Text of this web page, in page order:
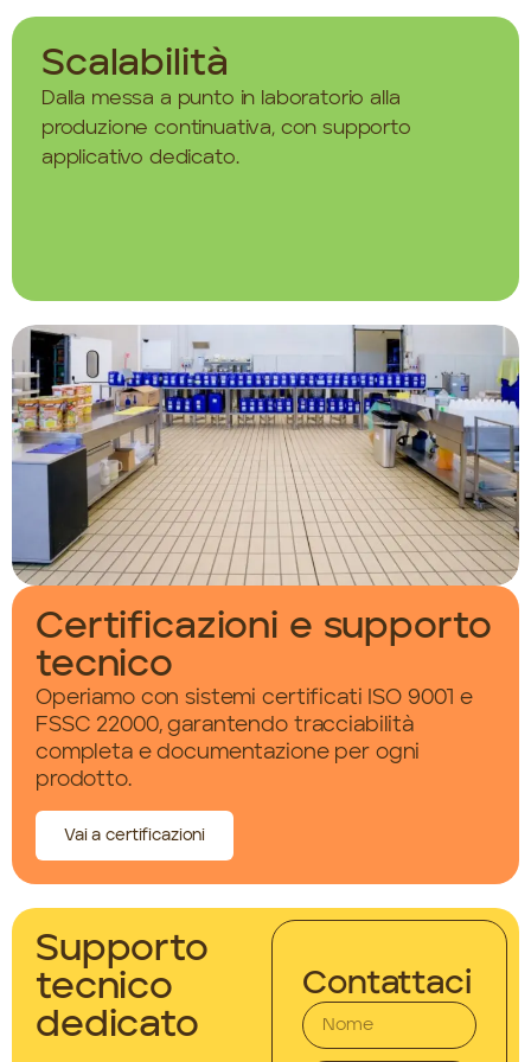
Scalabilità
Dalla messa a punto in laboratorio alla
produzione continuativa, con supporto
applicativo dedicato.
Certificazioni e supporto
tecnico
Operiamo con sistemi certificati ISO 9001 e
FSSC 22000, garantendo tracciabilità
completa e documentazione per ogni
prodotto.
Vai a certificazioni
Supporto
tecnico
dedicato
Contattaci